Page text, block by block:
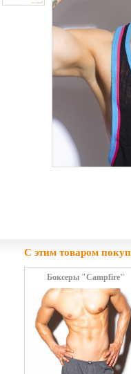
С этим товаром
Боксеры "Campfire"